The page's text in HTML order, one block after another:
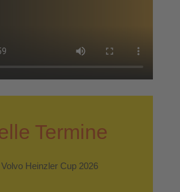
Termine
Volvo Heinzler Cup 2026